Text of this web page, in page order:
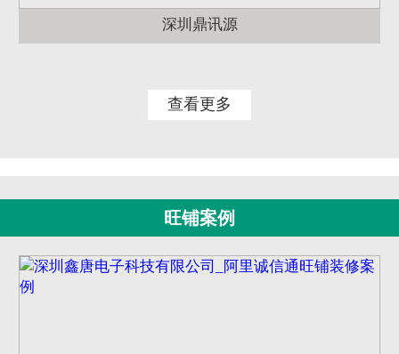
深圳鼎讯源
查看更多
旺铺案例